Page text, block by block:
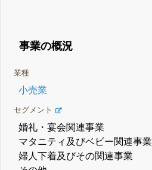
事業の概況
業種
小売業
セグメント
婚礼・宴会関連事業
マタニティ及びベビー関連事業
婦人下着及びその関連事業